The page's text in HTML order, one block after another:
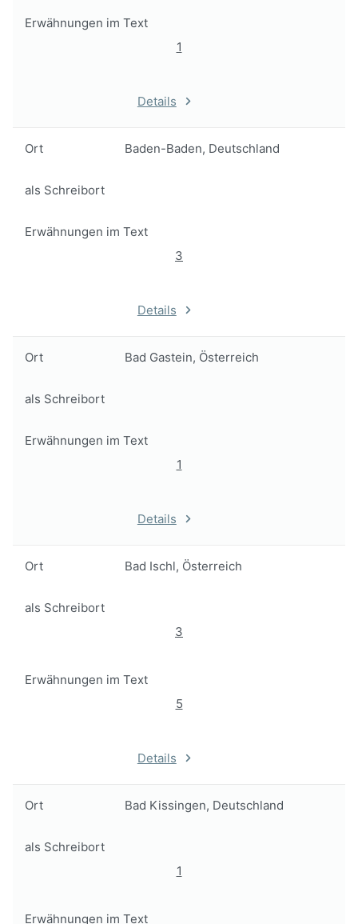
Erwähnungen im Text
1
Details
Ort Baden-Baden, Deutschland
als Schreibort
Erwähnungen im Text
3
Details
Ort Bad Gastein, Österreich
als Schreibort
Erwähnungen im Text
1
Details
Ort Bad Ischl, Österreich
als Schreibort
3
Erwähnungen im Text
5
Details
Ort Bad Kissingen, Deutschland
als Schreibort
1
Erwähnungen im Text